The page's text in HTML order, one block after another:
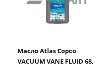
Быстрый просмотрДобавить к сравнению
Масло Atlas Copco
VACUUM VANE FLUID 68,